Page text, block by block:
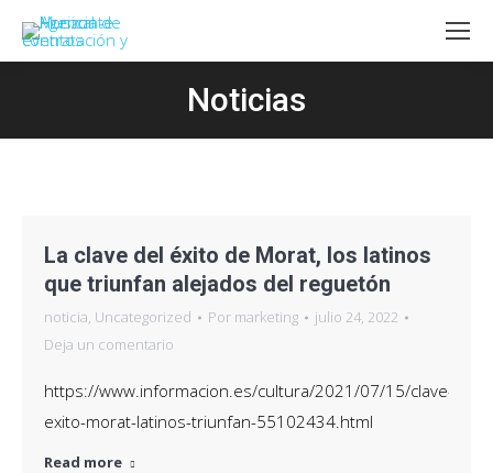
Noticias
Estás aquí:
La clave del éxito de Morat, los latinos
que triunfan alejados del reguetón
noticia, Uncategorized Por marketing
julio 24, 2022
Deja un comentario
https://www.informacion.es/cultura/2021/07/15/clave-
exito-morat-latinos-triunfan-55102434.html
Read more